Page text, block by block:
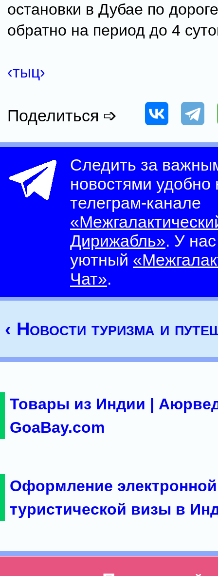
остановки в Дубае по
обратно на период до 4
‹тыц›
Поделиться ➩
Следить за
новостями
телеграм-канале
Дирижабль». У
уютный
Чат».
‹ Новости туризма и
Товары из Индии |
GoaBay.com
Оформление электронной
туристической визы в